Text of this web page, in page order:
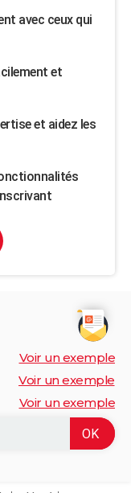
avec ceux qui
et
et aidez les
Voir un exemple
Voir un exemple
Voir un exemple